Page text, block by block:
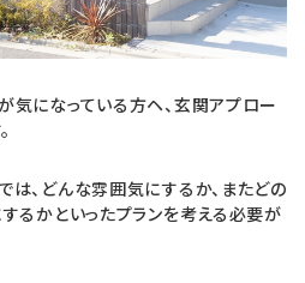
気になっている方ヘ、玄関アプロー
は、どんな雰囲気にするか、またどの
るかといったプランを考える必要が